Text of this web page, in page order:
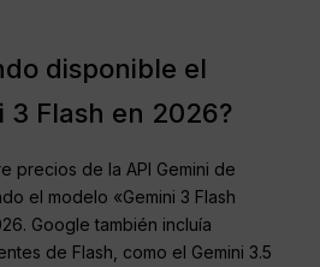
disponible el
3 Flash en 2026?
precios de la API Gemini de
el modelo «Gemini 3 Flash
Google también incluía
de Flash, como el Gemini 3.5